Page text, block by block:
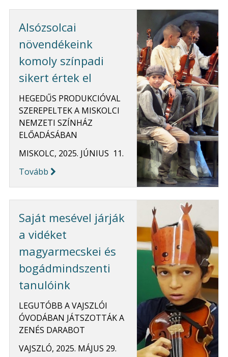
Alsózsolcai
növendékeink
komoly színpadi
sikert értek el
HEGEDŰS PRODUKCIÓVAL
SZEREPELTEK A MISKOLCI
NEMZETI SZÍNHÁZ
ELŐADÁSÁBAN
MISKOLC, 2025. JÚNIUS 11.
Tovább
Saját mesével járják
a vidéket
magyarmecskei és
bogádmindszenti
tanulóink
LEGUTÓBB A VAJSZLÓI
ÓVODÁBAN JÁTSZOTTÁK A
ZENÉS DARABOT
VAJSZLÓ, 2025. MÁJUS 29.